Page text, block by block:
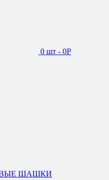
0 шт - 0Р
ШАШКИ